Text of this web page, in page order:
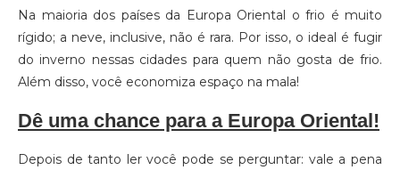
Na maioria dos países da Europa Oriental o frio é muito
rígido; a neve, inclusive, não é rara. Por isso, o ideal é fugir
do inverno nessas cidades para quem não gosta de frio.
Além disso, você economiza espaço na mala!
Dê uma chance para a Europa Oriental!
Depois de tanto ler você pode se perguntar: vale a pena